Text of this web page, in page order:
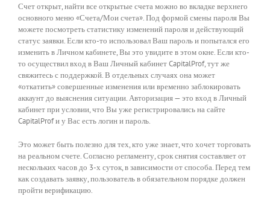
Счет открыт, найти все открытые счета можно во вкладке верхнего
основного меню «Счета/Мои счета». Под формой смены пароля Вы
можете посмотреть статистику изменений пароля и действующий
статус заявки. Если кто-то использовал Ваш пароль и попытался его
изменить в Личном кабинете, Вы это увидите в этом окне. Если кто-
то осуществил вход в Ваш Личный кабинет CapitalProf, тут же
свяжитесь с поддержкой. В отдельных случаях она может
«откатить» совершенные изменения или временно заблокировать
аккаунт до выяснения ситуации. Авторизация — это вход в Личный
кабинет при условии, что Вы уже регистрировались на сайте
CapitalProf и у Вас есть логин и пароль.
Это может быть полезно для тех, кто уже знает, что хочет торговать
на реальном счете. Согласно регламенту, срок снятия составляет от
нескольких часов до 3-х суток, в зависимости от способа. Перед тем
как создавать заявку, пользователь в обязательном порядке должен
пройти верификацию.